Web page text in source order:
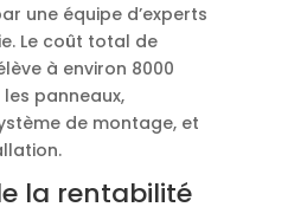
une équipe d’experts
Le coût total de
à environ 8000
panneaux,
de montage, et
la rentabilité